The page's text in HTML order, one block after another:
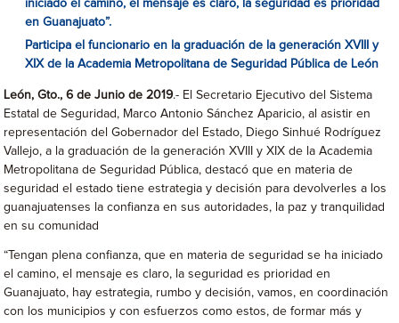
iniciado el camino, el mensaje es claro, la seguridad es prioridad
en Guanajuato”.
Participa el funcionario en la graduación de la generación XVIII y
XIX de la Academia Metropolitana de Seguridad Pública de León
León, Gto., 6 de Junio de 2019.- El Secretario Ejecutivo del Sistema
Estatal de Seguridad, Marco Antonio Sánchez Aparicio, al asistir en
representación del Gobernador del Estado, Diego Sinhué Rodríguez
Vallejo, a la graduación de la generación XVIII y XIX de la Academia
Metropolitana de Seguridad Pública, destacó que en materia de
seguridad el estado tiene estrategia y decisión para devolverles a los
guanajuatenses la confianza en sus autoridades, la paz y tranquilidad
en su comunidad
“Tengan plena confianza, que en materia de seguridad se ha iniciado
el camino, el mensaje es claro, la seguridad es prioridad en
Guanajuato, hay estrategia, rumbo y decisión, vamos, en coordinación
con los municipios y con esfuerzos como estos, de formar más y